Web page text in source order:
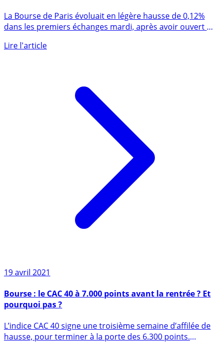
La Bourse de Paris évoluait en légère hausse de 0,12%
dans les premiers échanges mardi, après avoir ouvert en
Lire l'article
19 avril 2021
Bourse : le CAC 40 à 7.000 points avant la rentrée ? Et
pourquoi pas ?
L’indice CAC 40 signe une troisième semaine d’affilée de
hausse, pour terminer à la porte des 6.300 points.